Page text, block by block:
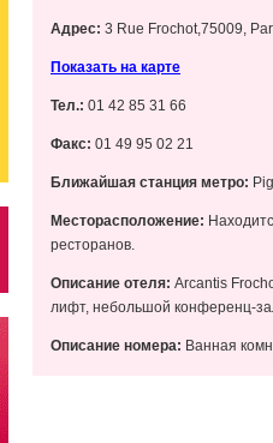
Адрес: 3 Rue Frochot,75009,
Показать на карте
Тел.: 01 42 85 31 66
Факс: 01 49 95 02 21
Ближайшая станция метро:
Месторасположение:
ресторанов.
Описание отеля: Arcantis
лифт, небольшой конференц-
Описание номера: Ванная